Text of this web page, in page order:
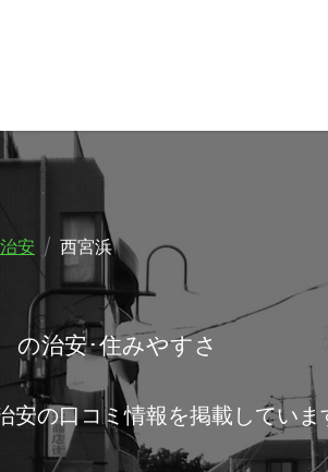
安 西宮浜
の治安･住みやすさ
の口コミ情報を掲載してい